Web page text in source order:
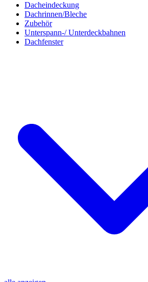
Dacheindeckung
Dachrinnen/Bleche
Zubehör
Unterspann-/ Unterdeckbahnen
Dachfenster